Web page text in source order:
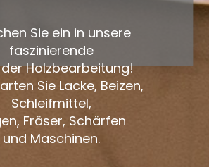
Sie ein in unsere
faszinierende
Holzbearbeitung!
Sie Lacke, Beizen,
Schleifmittel,
Fräser, Schärfen
und Maschinen.